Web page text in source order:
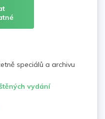
speciálů a archivu
vydání